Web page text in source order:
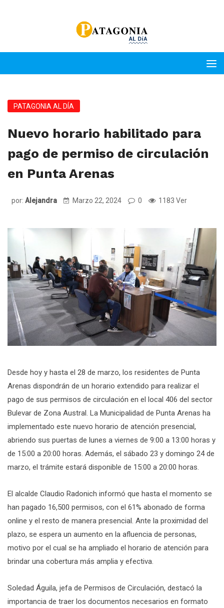
PATAGONIA AL DÍA
Nuevo horario habilitado para
pago de permiso de circulación
en Punta Arenas
por: Alejandra Marzo 22, 2024 0 1183 Ver
Desde hoy y hasta el 28 de marzo, los residentes de Punta
Arenas dispondrán de un horario extendido para realizar el
pago de sus permisos de circulación en el local 406 del sector
Bulevar de Zona Austral. La Municipalidad de Punta Arenas ha
implementado este nuevo horario de atención presencial,
abriendo sus puertas de lunes a viernes de 9:00 a 13:00 horas y
de 15:00 a 20:00 horas. Además, el sábado 23 y domingo 24 de
marzo, el trámite estará disponible de 15:00 a 20:00 horas.
El alcalde Claudio Radonich informó que hasta el momento se
han pagado 16,500 permisos, con el 61% abonado de forma
online y el resto de manera presencial. Ante la proximidad del
plazo, se espera un aumento en la afluencia de personas,
motivo por el cual se ha ampliado el horario de atención para
brindar una cobertura más amplia y efectiva.
Soledad Águila, jefa de Permisos de Circulación, destacó la
importancia de traer los documentos necesarios en formato